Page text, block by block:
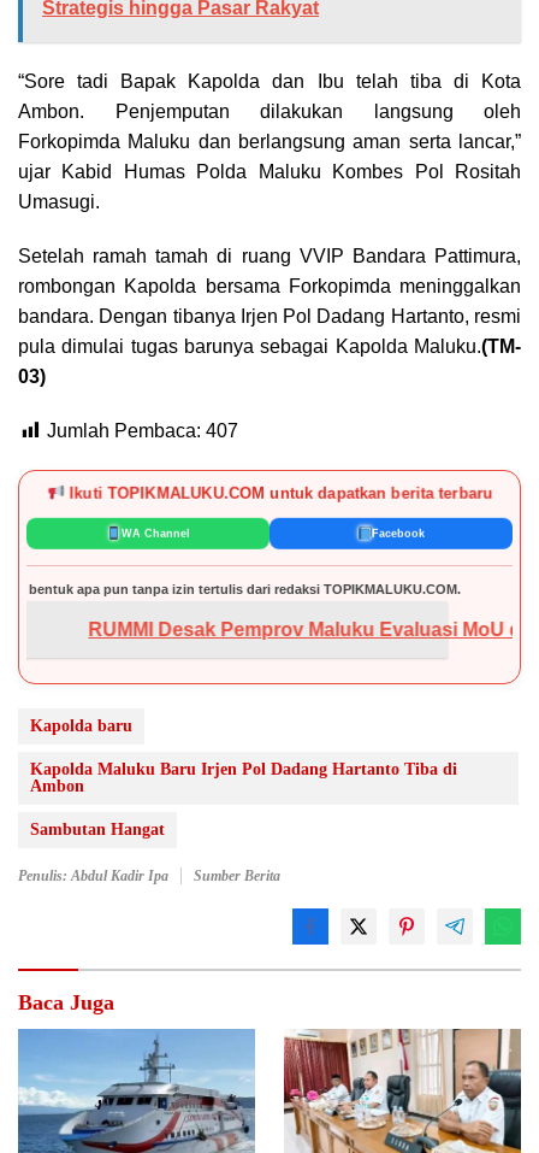
Strategis hingga Pasar Rakyat
“Sore tadi Bapak Kapolda dan Ibu telah tiba di Kota
Ambon. Penjemputan dilakukan langsung oleh
Forkopimda Maluku dan berlangsung aman serta lancar,”
ujar Kabid Humas Polda Maluku Kombes Pol Rositah
Umasugi.
Setelah ramah tamah di ruang VVIP Bandara Pattimura,
rombongan Kapolda bersama Forkopimda meninggalkan
bandara. Dengan tibanya Irjen Pol Dadang Hartanto, resmi
pula dimulai tugas barunya sebagai Kapolda Maluku.(TM-
03)
Jumlah Pembaca: 407
Ikuti TOPIKMALUKU.COM untuk dapatkan berita terbaru
WA Channel Facebook
tanpa izin tertulis dari redaksi TOPIKMALUKU.COM.
Maluku Evaluasi MoU dengan Kejati, Nilai
Kapolda baru
Kapolda Maluku Baru Irjen Pol Dadang Hartanto Tiba di
Ambon
Sambutan Hangat
Penulis: Abdul Kadir Ipa Sumber Berita
Baca Juga